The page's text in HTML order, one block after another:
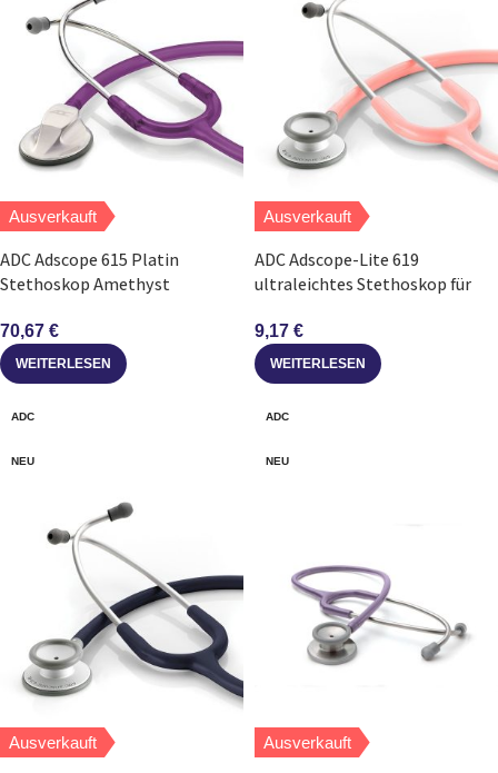
Ausverkauft
ADC Adscope 615 Platin
Stethoskop Amethyst
70,67 €
WEITERLESEN
Ausverkauft
ADC Adscope-Lite 619
ultraleichtes Stethoskop für
9,17 €
WEITERLESEN
ADC
NEU
Ausverkauft
ADC
NEU
Ausverkauft